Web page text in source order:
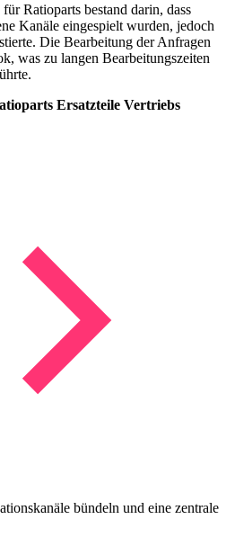
Ratioparts bestand darin, dass
Kanäle eingespielt wurden, jedoch
Die Bearbeitung der Anfragen
was zu langen Bearbeitungszeiten
Ersatzteile Vertriebs
bündeln und eine zentrale